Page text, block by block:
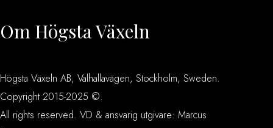
Om Högsta Växeln
Högsta Växeln AB, Valhallavägen, Stockholm, Sweden.
Copyright 2015-2025 ©.
All rights reserved. VD & ansvarig utgivare: Marcus